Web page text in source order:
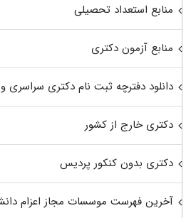
منابع استعداد تحصیلی
منابع آزمون دکتری
دانلود دفترچه ثبت نام دکتری سراسری و
دکتری خارج از کشور
دکتری بدون کنکور پردیس
آخرین فهرست موسسات مجاز اعزام